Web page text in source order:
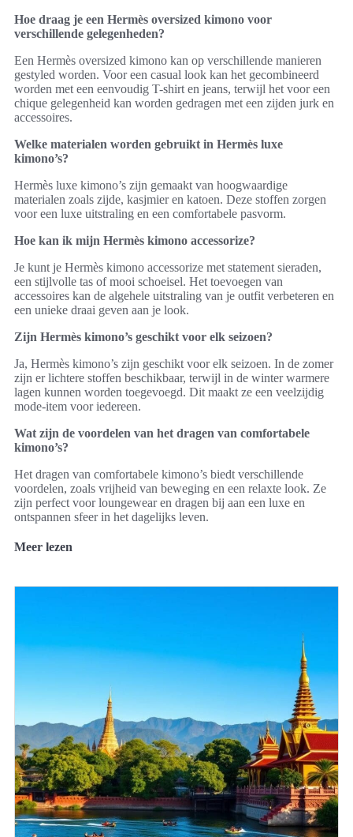
Hoe draag je een Hermès oversized kimono voor
verschillende gelegenheden?
Een Hermès oversized kimono kan op verschillende manieren
gestyled worden. Voor een casual look kan het gecombineerd
worden met een eenvoudig T-shirt en jeans, terwijl het voor een
chique gelegenheid kan worden gedragen met een zijden jurk en
accessoires.
Welke materialen worden gebruikt in Hermès luxe
kimono’s?
Hermès luxe kimono’s zijn gemaakt van hoogwaardige
materialen zoals zijde, kasjmier en katoen. Deze stoffen zorgen
voor een luxe uitstraling en een comfortabele pasvorm.
Hoe kan ik mijn Hermès kimono accessorize?
Je kunt je Hermès kimono accessorize met statement sieraden,
een stijlvolle tas of mooi schoeisel. Het toevoegen van
accessoires kan de algehele uitstraling van je outfit verbeteren en
een unieke draai geven aan je look.
Zijn Hermès kimono’s geschikt voor elk seizoen?
Ja, Hermès kimono’s zijn geschikt voor elk seizoen. In de zomer
zijn er lichtere stoffen beschikbaar, terwijl in de winter warmere
lagen kunnen worden toegevoegd. Dit maakt ze een veelzijdig
mode-item voor iedereen.
Wat zijn de voordelen van het dragen van comfortabele
kimono’s?
Het dragen van comfortabele kimono’s biedt verschillende
voordelen, zoals vrijheid van beweging en een relaxte look. Ze
zijn perfect voor loungewear en dragen bij aan een luxe en
ontspannen sfeer in het dagelijks leven.
Meer lezen